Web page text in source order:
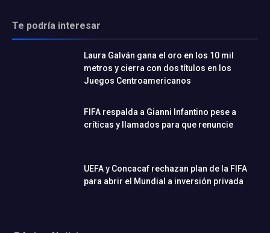
Te podría interesar
Laura Galván gana el oro en los 10 mil
metros y cierra con dos títulos en los
Juegos Centroamericanos
FIFA respalda a Gianni Infantino pese a
críticas y llamados para que renuncie
UEFA y Concacaf rechazan plan de la FIFA
para abrir el Mundial a inversión privada